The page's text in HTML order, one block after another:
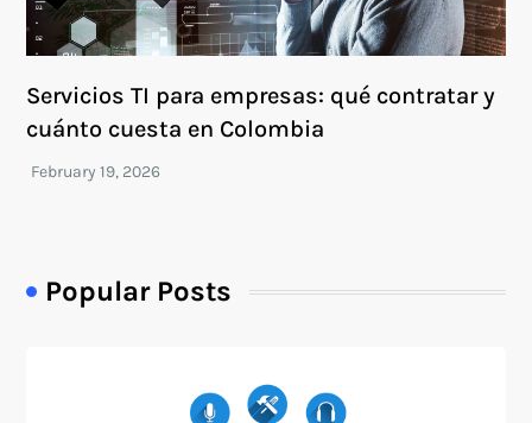
Servicios TI para empresas: qué contratar y
cuánto cuesta en Colombia
Popular Posts